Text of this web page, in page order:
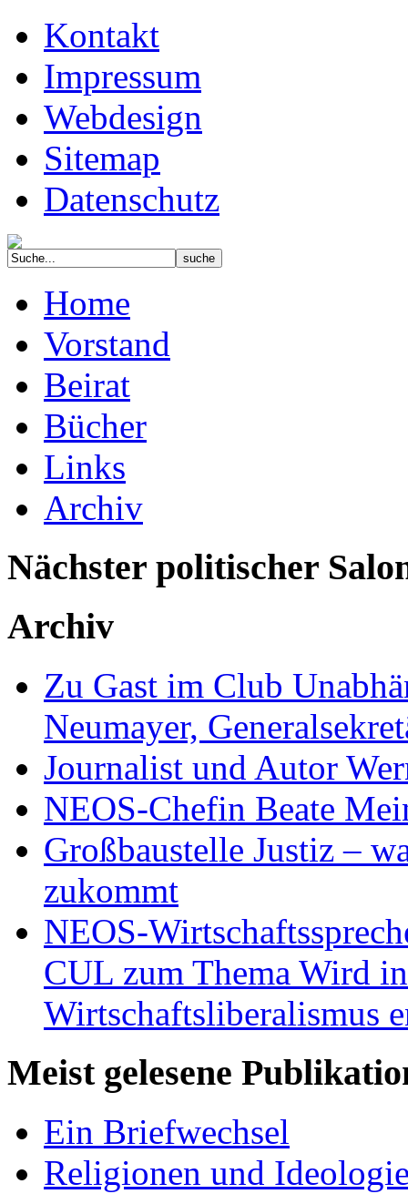
Kontakt
Impressum
Webdesign
Sitemap
Datenschutz
Home
Vorstand
Beirat
Bücher
Links
Archiv
Nächster politischer
Archiv
Zu Gast im Club
Neumayer,
Journalist und Autor
NEOS-Chefin Beate
Großbaustelle Justiz –
zukommt
NEOS-
CUL zum Thema Wird
Wirtschaftsliberalismus
Meist gelesene
Ein Briefwechsel
Religionen und